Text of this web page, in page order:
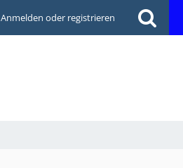
Anmelden oder registrieren